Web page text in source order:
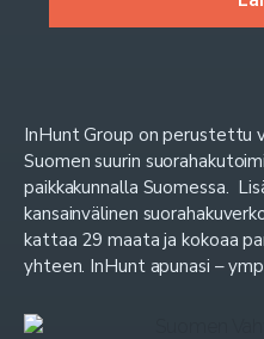
InHunt Group on perustettu
Suomen suurin
paikkakunnalla Suomessa.
kansainvälinen
kattaa 29 maata ja kokoaa
yhteen. InHunt apunasi –